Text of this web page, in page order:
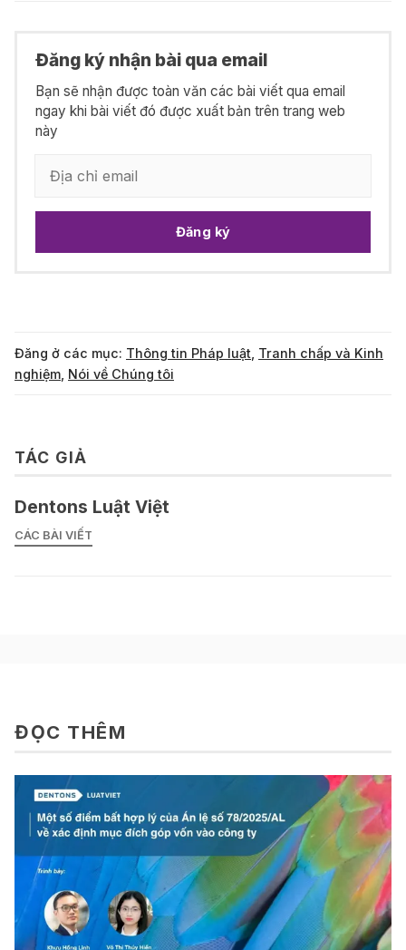
Đăng ký nhận bài qua email
Bạn sẽ nhận được toàn văn các bài viết qua email
ngay khi bài viết đó được xuất bản trên trang web
này
Đăng ký
Đăng ở các mục: Thông tin Pháp luật Tranh chấp và Kinh
nghiệm Nói về Chúng tôi
TÁC GIẢ
Dentons Luật Việt
CÁC BÀI VIẾT
ĐỌC THÊM